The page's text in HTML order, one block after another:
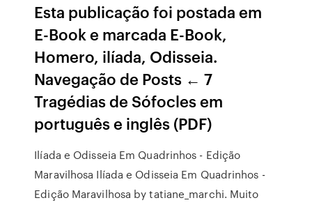
Esta publicação foi postada em
E-Book e marcada E-Book,
Homero, ilíada, Odisseia.
Navegação de Posts ← 7
Tragédias de Sófocles em
português e inglês (PDF)
Ilíada e Odisseia Em Quadrinhos - Edição
Maravilhosa Ilíada e Odisseia Em Quadrinhos -
Edição Maravilhosa by tatiane_marchi. Muito